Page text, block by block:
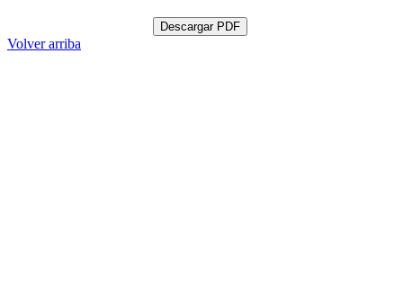
Descargar PDF
Volver arriba